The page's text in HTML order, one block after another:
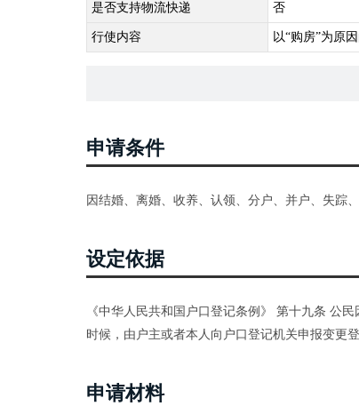
是否支持物流快递 否
行使内容 以“购房”为原
申请条件
因结婚、离婚、收养、认领、分户、并户、失踪
设定依据
《中华人民共和国户口登记条例》 第十九条 公
时候，由户主或者本人向户口登记机关申报变更登
申请材料